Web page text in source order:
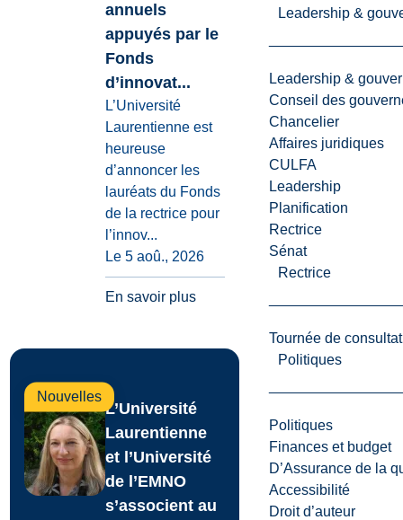
Leadership &
Leadership &
Conseil des
Chancelier
Affaires juridiques
CULFA
Leadership
Planification
Rectrice
Sénat
Rectrice
Tournée de
Politiques
Politiques
Finances et budget
D’Assurance de la
Accessibilité
Droit d’auteur
annuels
appuyés par le
Fonds
d’innovat...
L’Université
Laurentienne est
heureuse
d’annoncer les
lauréats du Fonds
de la rectrice pour
l’innov...
Le 5 aoû., 2026
En savoir plus
Nouvelles
L’Université
Laurentienne
et l’Université
de l’EMNO
s’associent au